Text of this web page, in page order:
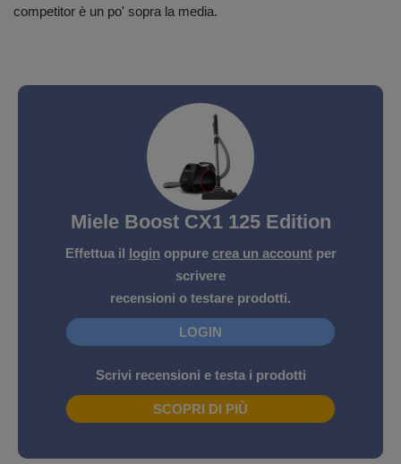
competitor è un po' sopra la media.
Miele Boost CX1 125 Edition
Effettua il login oppure crea un accountper
scrivere
recensioni o testare prodotti.
LOGIN
Scrivi recensioni e testa i prodotti
SCOPRI DI PIÙ